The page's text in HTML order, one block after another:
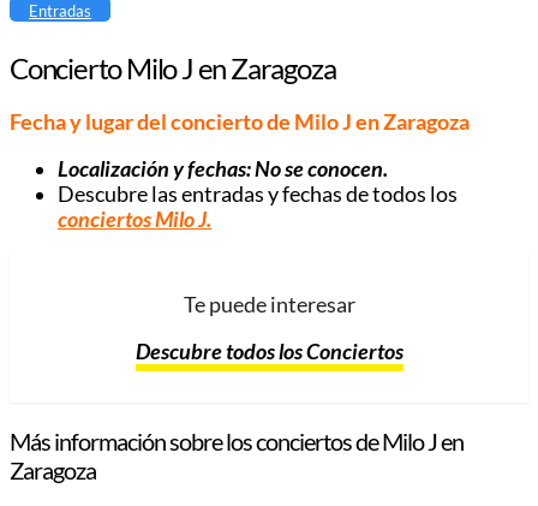
Entradas
Concierto Milo J en Zaragoza
Fecha y lugar del concierto de Milo J en Zaragoza
Localización y fechas: No se conocen.
Descubre las entradas y fechas de todos los
conciertos Milo J.
Te puede interesar
Descubre todos los Conciertos
Más información sobre los conciertos de Milo J en
Zaragoza